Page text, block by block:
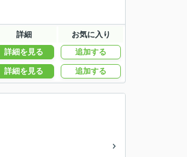
詳細 お気に入り
詳細を見る 追加する
詳細を見る 追加する